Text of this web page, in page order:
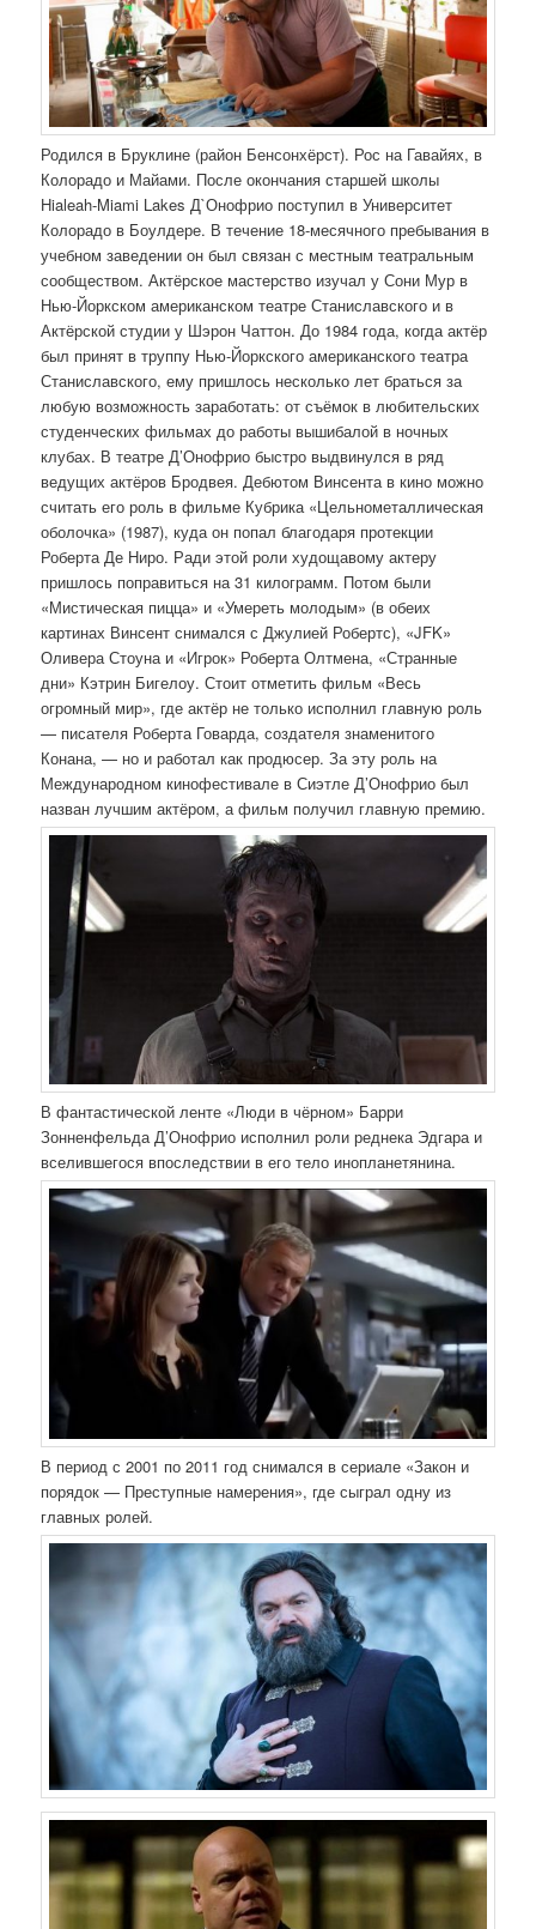
Родился в Бруклине (район Бенсонхёрст). Рос на Гавайях, в
Колорадо и Майами. После окончания старшей школы
Hialeah-Miami Lakes Д`Онофрио поступил в Университет
Колорадо в Боулдере. В течение 18-месячного пребывания в
учебном заведении он был связан с местным театральным
сообществом. Актёрское мастерство изучал у Сони Мур в
Нью-Йоркском американском театре Станиславского и в
Актёрской студии у Шэрон Чаттон. До 1984 года, когда актёр
был принят в труппу Нью-Йоркского американского театра
Станиславского, ему пришлось несколько лет браться за
любую возможность заработать: от съёмок в любительских
студенческих фильмах до работы вышибалой в ночных
клубах. В театре Д’Онофрио быстро выдвинулся в ряд
ведущих актёров Бродвея. Дебютом Винсента в кино можно
считать его роль в фильме Кубрика «Цельнометаллическая
оболочка» (1987), куда он попал благодаря протекции
Роберта Де Ниро. Ради этой роли худощавому актеру
пришлось поправиться на 31 килограмм. Потом были
«Мистическая пицца» и «Умереть молодым» (в обеих
картинах Винсент снимался с Джулией Робертс), «JFK»
Оливера Стоуна и «Игрок» Роберта Олтмена, «Странные
дни» Кэтрин Бигелоу. Стоит отметить фильм «Весь
огромный мир», где актёр не только исполнил главную роль
— писателя Роберта Говарда, создателя знаменитого
Конана, — но и работал как продюсер. За эту роль на
Международном кинофестивале в Сиэтле Д’Онофрио был
назван лучшим актёром, а фильм получил главную премию.
В фантастической ленте «Люди в чёрном» Барри
Зонненфельда Д’Онофрио исполнил роли реднека Эдгара и
вселившегося впоследствии в его тело инопланетянина.
В период с 2001 по 2011 год снимался в сериале «Закон и
порядок — Преступные намерения», где сыграл одну из
главных ролей.